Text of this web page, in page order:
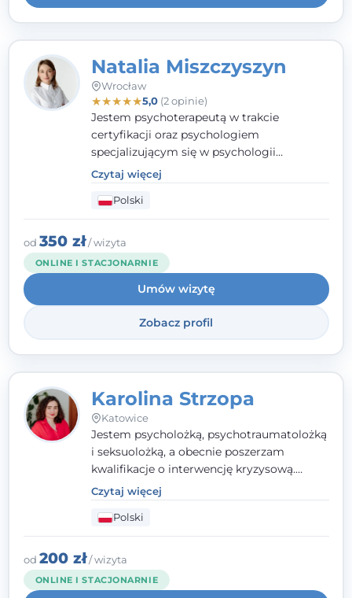
Natalia Miszczyszyn
Wrocław
★★★★★5,0(2 opinie)
Jestem psychoterapeutą w trakcie
certyfikacji oraz psychologiem
specjalizującym się w psychologii
klinicznej. Ukończyłam również studia
podyplomowe z Praktycznej Diagnozy
Psychologicznej. Aktywnie uczestniczę w
działalności Polskiego Towarzystwa
Psychiatrycznego oraz Polskiego
Towarzystwa Psychologicznego, a także
jestem członkiem nadzwyczajnym
Wielkopolskiego Towarzystwa Terapii
Systemowej.
Czytaj więcej
Polski
od 350 zł/ wizyta
ONLINE I STACJONARNIE
Umów wizytę
Zobacz profil
Karolina Strzopa
Katowice
Jestem psycholożką, psychotraumatolożką
i seksuolożką, a obecnie poszerzam
kwalifikacje o interwencję kryzysową.
Pracuję w nurcie terapii trzeciej fali, łącząc
metody o potwierdzonej skuteczności.
Towarzyszę młodzieży, dorosłym i parom w
radzeniu sobie z bolesnymi
doświadczeniami tak, by mogli żyć pełniej.
Czytaj więcej
Polski
od 200 zł/ wizyta
ONLINE I STACJONARNIE